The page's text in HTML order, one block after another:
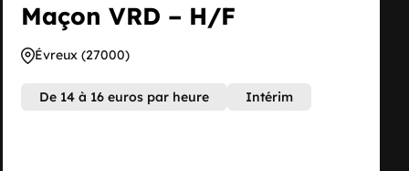
Maçon VRD – H/F
Évreux (27000)
De 14 à 16 euros par heure Intérim